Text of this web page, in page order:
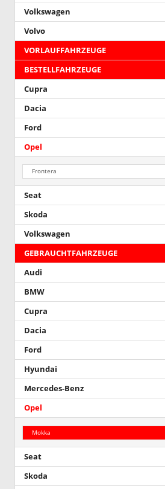
Volkswagen
Volvo
VORLAUFFAHRZEUGE
BESTELLFAHRZEUGE
Cupra
Dacia
Ford
Opel
Frontera
Seat
Skoda
Volkswagen
GEBRAUCHTFAHRZEUGE
Audi
BMW
Cupra
Dacia
Ford
Hyundai
Mercedes-Benz
Opel
Mokka
Seat
Skoda